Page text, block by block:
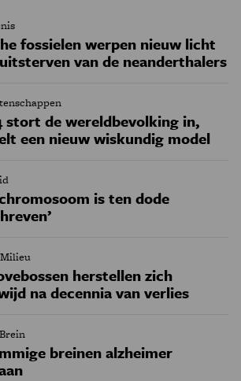
fossielen werpen nieuw licht
van de neanderthalers
stort de wereldbevolking in,
een nieuw wiskundig model
is ten dode
herstellen zich
na decennia van verlies
breinen alzheimer